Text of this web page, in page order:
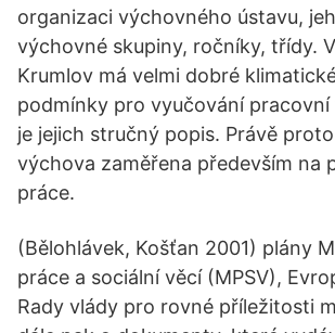
organizaci výchovného ústavu,
výchovné skupiny, ročníky, třídy.
Krumlov má velmi dobré
podmínky pro vyučování
je jejich stručný popis. Právě
výchova zaměřena především na
práce.
(Bělohlávek, Košťan 2001) plány
práce a sociální věcí (MPSV),
Rady vlády pro rovné příležitosti